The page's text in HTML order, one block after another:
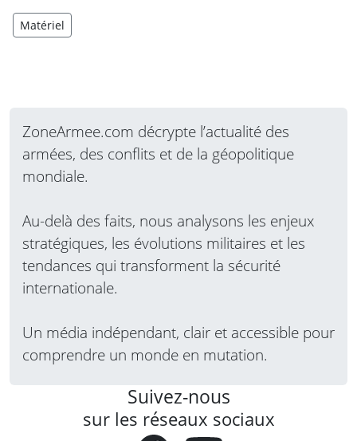
Matériel
ZoneArmee.com décrypte l’actualité des
armées, des conflits et de la géopolitique
mondiale.
Au-delà des faits, nous analysons les enjeux
stratégiques, les évolutions militaires et les
tendances qui transforment la sécurité
internationale.
Un média indépendant, clair et accessible pour
comprendre un monde en mutation.
Suivez-nous
sur les réseaux sociaux